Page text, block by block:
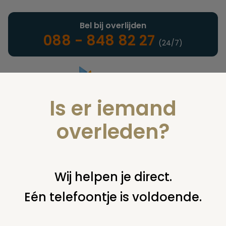
Landelijke uitvaartonderneming
Bel bij overlijden
088 - 848 82 27 (24/7)
U bent hier: home nieuws & agenda nieuws oude
grafmonumenten begraafplaats klundert worden verwijderd
Is er iemand
overleden?
Wij helpen je direct.
Eén telefoontje is voldoende.